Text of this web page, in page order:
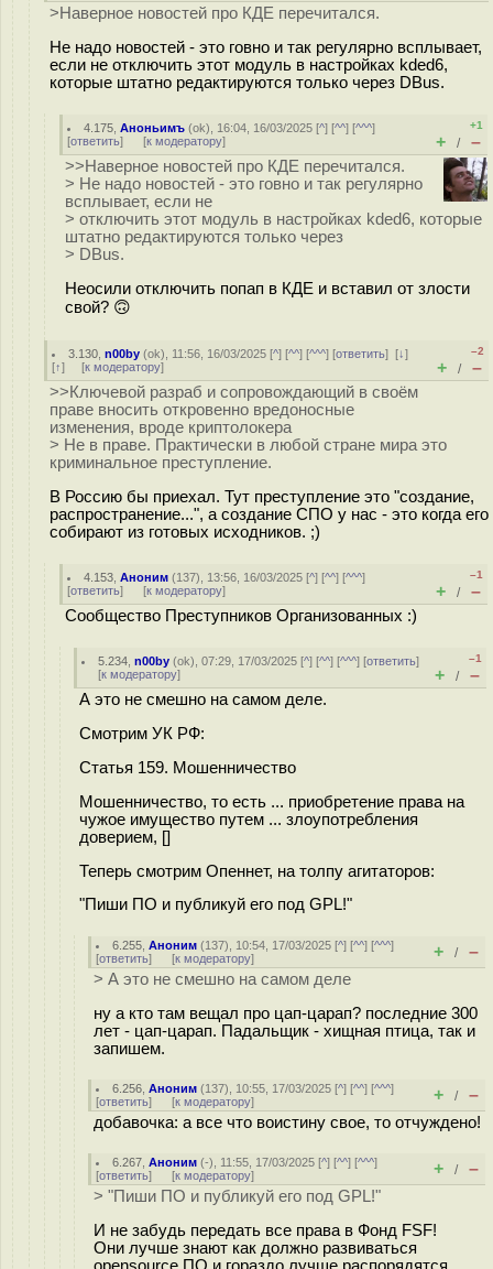
>Наверное новостей про КДЕ перечитался.
Не надо новостей - это говно и так регулярно всплывает,
если не отключить этот модуль в настройках kded6,
которые штатно редактируются только через DBus.
4.175 ,Аноньимъ (ok), 16:04, 16/03/2025 [^] [^^] [^^^]
[ответить] [к модератору]
+1
+ / –
>>Наверное новостей про КДЕ перечитался.
> Не надо новостей - это говно и так регулярно
всплывает, если не
> отключить этот модуль в настройках kded6, которые
штатно редактируются только через
> DBus.
Неосили отключить попап в КДЕ и вставил от злости
свой? 🙃
3.130 ,n00by (ok), 11:56, 16/03/2025 [^] [^^] [^^^] [ответить][↓]
[↑] [к модератору]
–2
+ / –
>>Ключевой разраб и сопровождающий в своём
праве вносить откровенно вредоносные
изменения, вроде криптолокера
> Не в праве. Практически в любой стране мира это
криминальное преступление.
В Россию бы приехал. Тут преступление это "создание,
распространение...", а создание СПО у нас - это когда его
собирают из готовых исходников. ;)
4.153 ,Аноним (137), 13:56, 16/03/2025 [^] [^^] [^^^]
[ответить] [к модератору]
–1
+ / –
Сообщество Преступников Организованных :)
5.234 ,n00by (ok), 07:29, 17/03/2025 [^] [^^] [^^^] [ответить]
[к модератору]
–1
+ / –
А это не смешно на самом деле.
Смотрим УК РФ:
Статья 159. Мошенничество
Мошенничество, то есть ... приобретение права на
чужое имущество путем ... злоупотребления
доверием, []
Теперь смотрим Опеннет, на толпу агитаторов:
"Пиши ПО и публикуй его под GPL!"
6.255 ,Аноним (137), 10:54, 17/03/2025 [^] [^^] [^^^]
[ответить] [к модератору] + / –
> А это не смешно на самом деле
ну а кто там вещал про цап-царап? последние 300
лет - цап-царап. Падальщик - хищная птица, так и
запишем.
6.256 ,Аноним (137), 10:55, 17/03/2025 [^] [^^] [^^^]
[ответить] [к модератору] + / –
добавочка: а все что воистину свое, то отчуждено!
6.267 ,Аноним (-), 11:55, 17/03/2025 [^] [^^] [^^^]
[ответить] [к модератору] + / –
> "Пиши ПО и публикуй его под GPL!"
И не забудь передать все права в Фонд FSF!
Они лучше знают как должно развиваться